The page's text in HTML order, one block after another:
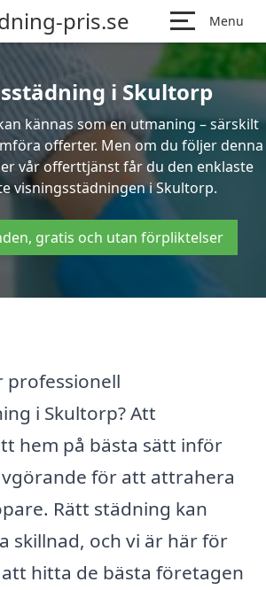
pris.se Menu
i Skultorp
kännas som en utmaning – särskilt
offerter. Men om du följer denna
vår offerttjänst får du den enklaste
visningsstädningen i Skultorp.
gratis och utan förpliktelser
professionell
i Skultorp? Att
hem på bästa sätt inför
för att attrahera
Rätt städning kan
skillnad, och vi är här för
hitta de bästa företagen